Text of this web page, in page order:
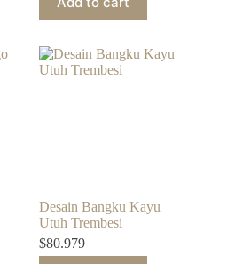
Desain Bangku Kayu
Utuh Trembesi
$80.979